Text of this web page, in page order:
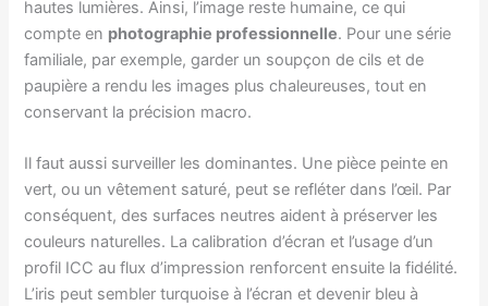
hautes lumières. Ainsi, l’image reste humaine, ce qui
compte en photographie professionnelle. Pour une série
familiale, par exemple, garder un soupçon de cils et de
paupière a rendu les images plus chaleureuses, tout en
conservant la précision macro.
Il faut aussi surveiller les dominantes. Une pièce peinte en
vert, ou un vêtement saturé, peut se refléter dans l’œil. Par
conséquent, des surfaces neutres aident à préserver les
couleurs naturelles. La calibration d’écran et l’usage d’un
profil ICC au flux d’impression renforcent ensuite la fidélité.
L’iris peut sembler turquoise à l’écran et devenir bleu à